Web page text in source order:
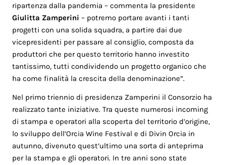
ripartenza dalla pandemia – commenta la presidente
Giulitta Zamperini – potremo portare avanti i tanti
progetti con una solida squadra, a partire dai due
vicepresidenti per passare al consiglio, composta da
produttori che per questo territorio hanno investito
tantissimo, tutti condividendo un progetto organico che
ha come finalità la crescita della denominazione”.
Nel primo triennio di presidenza Zamperini il Consorzio ha
realizzato tante iniziative. Tra queste numerosi incoming
di stampa e operatori alla scoperta del territorio d’origine,
lo sviluppo dell’Orcia Wine Festival e di Divin Orcia in
autunno, divenuto quest’ultimo una sorta di anteprima
per la stampa e gli operatori. In tre anni sono state